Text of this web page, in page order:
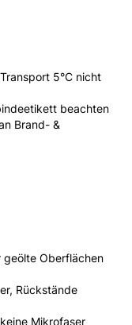
5°C nicht
beachten
Brand- &
geölte Oberflächen
Rückstände
Mikrofaser